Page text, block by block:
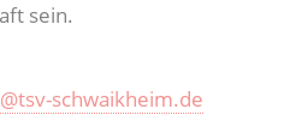
sein.
schwaikheim.de